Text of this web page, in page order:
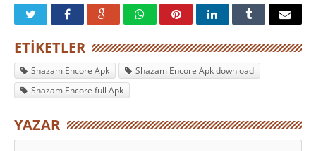
ETIKETLER
Shazam Encore Apk
Shazam Encore Apk download
Shazam Encore full Apk
YAZAR